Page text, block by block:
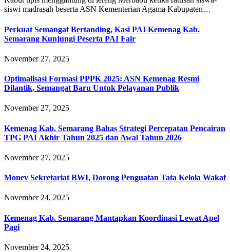
siswi madrasah beserta ASN Kementerian Agama Kabupaten…
Perkuat Semangat Bertanding, Kasi PAI Kemenag Kab.
Semarang Kunjungi Peserta PAI Fair
November 27, 2025
Optimalisasi Formasi PPPK 2025: ASN Kemenag Resmi
Dilantik, Semangat Baru Untuk Pelayanan Publik
November 27, 2025
Kemenag Kab. Semarang Bahas Strategi Percepatan Pencairan
TPG PAI Akhir Tahun 2025 dan Awal Tahun 2026
November 27, 2025
Monev Sekretariat BWI, Dorong Penguatan Tata Kelola Wakaf
November 24, 2025
Kemenag Kab. Semarang Mantapkan Koordinasi Lewat Apel
Pagi
November 24, 2025